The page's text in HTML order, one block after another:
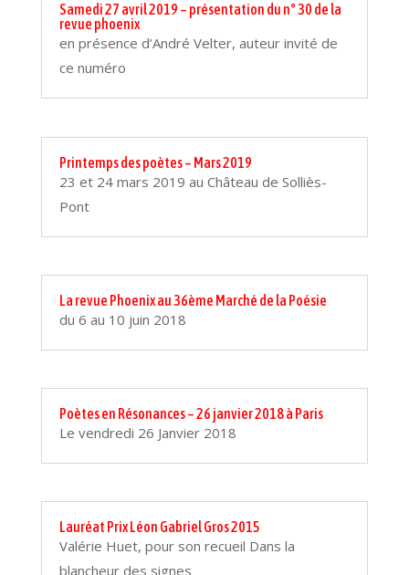
Samedi 27 avril 2019 – présentation du n° 30 de la
revue phoenix
en présence d’André Velter, auteur invité de
ce numéro
Printemps des poètes – Mars 2019
23 et 24 mars 2019 au Château de Solliès-
Pont
La revue Phoenix au 36ème Marché de la Poésie
du 6 au 10 juin 2018
Poètes en Résonances – 26 janvier 2018 à Paris
Le vendredi 26 Janvier 2018
Lauréat Prix Léon Gabriel Gros 2015
Valérie Huet, pour son recueil Dans la
blancheur des signes